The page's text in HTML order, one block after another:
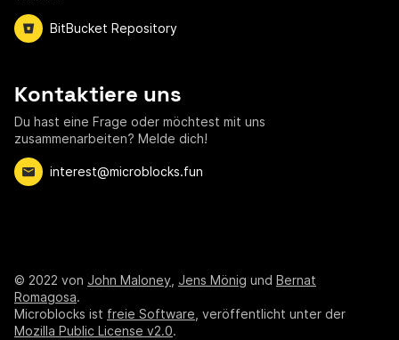
BitBucket Repository
Kontaktiere uns
Du hast eine Frage oder möchtest mit uns
zusammenarbeiten? Melde dich!
interest@microblocks.fun
© 2022 von John Maloney Jens Mönig und Bernat
Romagosa.
Microblocks ist freie Software , veröffentlicht unter der
Mozilla Public License v2.0.